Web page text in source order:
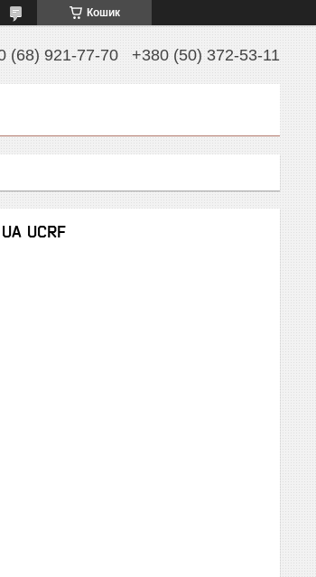
Кошик
(68) 921-77-70 +380 (50) 372-53-11
UCRF